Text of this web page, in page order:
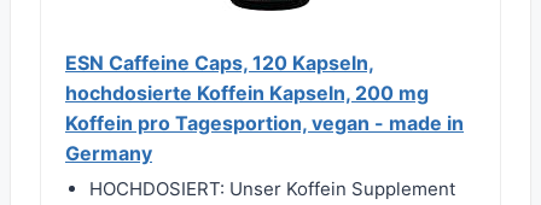
ESN Caffeine Caps, 120 Kapseln,
hochdosierte Koffein Kapseln, 200 mg
Koffein pro Tagesportion, vegan - made in
Germany
HOCHDOSIERT: Unser Koffein Supplement